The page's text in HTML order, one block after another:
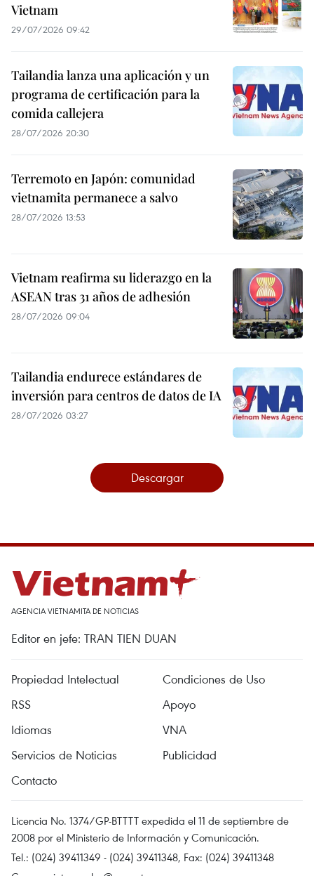
Vietnam
29/07/2026 09:42
Tailandia lanza una aplicación y un
programa de certificación para la
comida callejera
28/07/2026 20:30
Terremoto en Japón: comunidad
vietnamita permanece a salvo
28/07/2026 13:53
Vietnam reafirma su liderazgo en la
ASEAN tras 31 años de adhesión
28/07/2026 09:04
Tailandia endurece estándares de
inversión para centros de datos de IA
28/07/2026 03:27
Descargar
AGENCIA VIETNAMITA DE NOTICIAS
Editor en jefe: TRAN TIEN DUAN
Propiedad Intelectual
Condiciones de Uso
RSS
Apoyo
Idiomas
VNA
Servicios de Noticias
Publicidad
Contacto
Licencia No. 1374/GP-BTTTT expedida el 11 de septiembre de
2008 por el Ministerio de Información y Comunicación.
Tel.: (024) 39411349 - (024) 39411348, Fax: (024) 39411348